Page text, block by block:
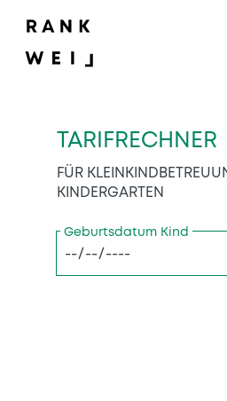
TARIFRECHNER
FÜR
KINDERGARTEN
Geburtsdatum Kind